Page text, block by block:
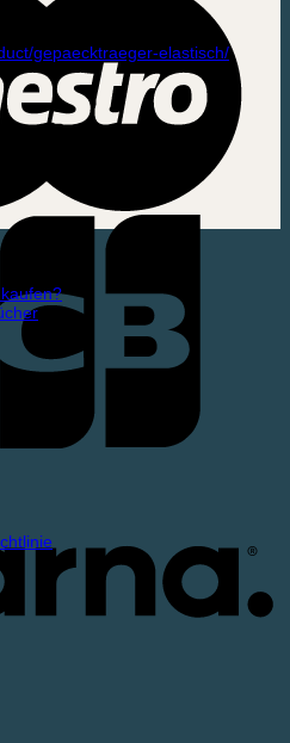
gepaecktraeger-elastisch/